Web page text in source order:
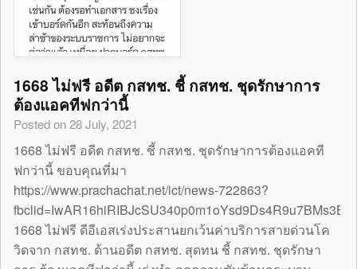
1668 ไม่ฟรี อดีต กสทช. ชี้ กสทช. ชุดรักษาการ
ต้องแอคทีฟกว่านี้
Posted on 28 July, 2021
1668 ไม่ฟรี อดีต กสทช. ชี้ กสทช. ชุดรักษาการต้องแอคที
ฟกว่านี้ ขอบคุณที่มา
https://www.prachachat.net/ict/news-722863?
1668 ไม่ฟรี ดีอีเอสเร่งประสานยกเว้นค่าบริการสายด่วนโค
วิดจาก กสทช. ด้านอดีต กสทช. สุดทน ชี้ กสทช. ชุดรักษา